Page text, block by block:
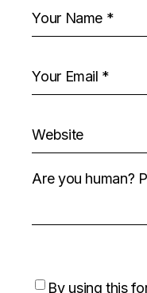
Are you human?
By using this